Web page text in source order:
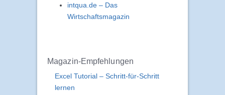
intqua.de – Das
Wirtschaftsmagazin
Magazin-Empfehlungen
Excel Tutorial – Schritt-für-Schritt
lernen